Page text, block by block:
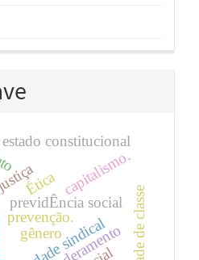
previdÊncia social
estado constitucional
prevenção.
Ética capitalismo.
gênero